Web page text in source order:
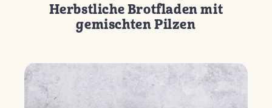
Herbstliche Brotfladen mit
gemischten Pilzen